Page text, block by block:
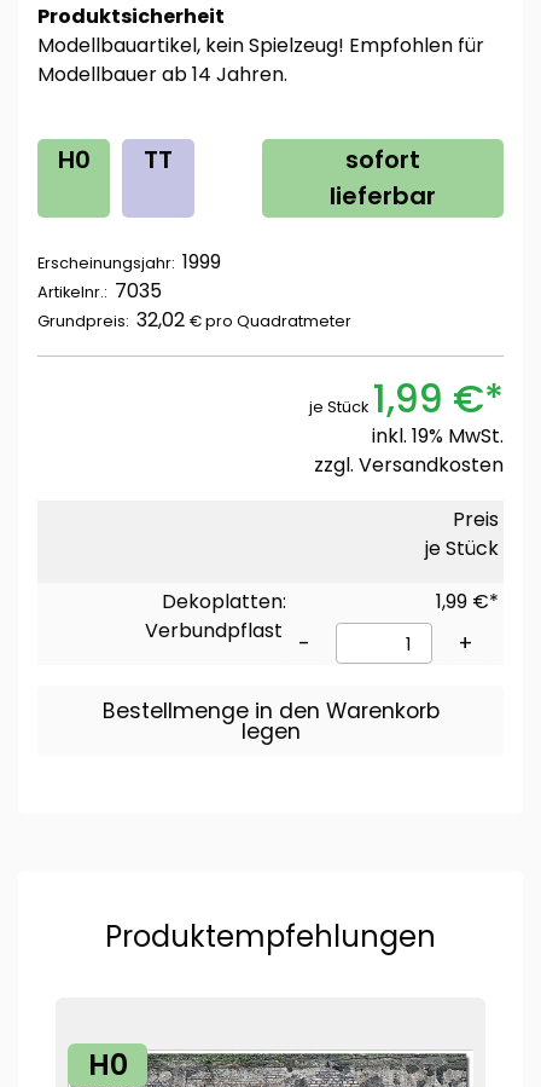
Produktsicherheit
Modellbauartikel, kein Spielzeug! Empfohlen für
Modellbauer ab 14 Jahren.
H0 TT
sofort
lieferbar
Erscheinungsjahr: 1999
Artikelnr.: 7035
Grundpreis: 32,02 € pro Quadratmeter
je Stück 1,99 €*
inkl. 19% MwSt.
zzgl. Versandkosten
Preis
je Stück
Dekoplatten:
Verbundpflaster
1,99 €*
- +
Bestellmenge in den Warenkorb
legen
Produktempfehlungen
H0